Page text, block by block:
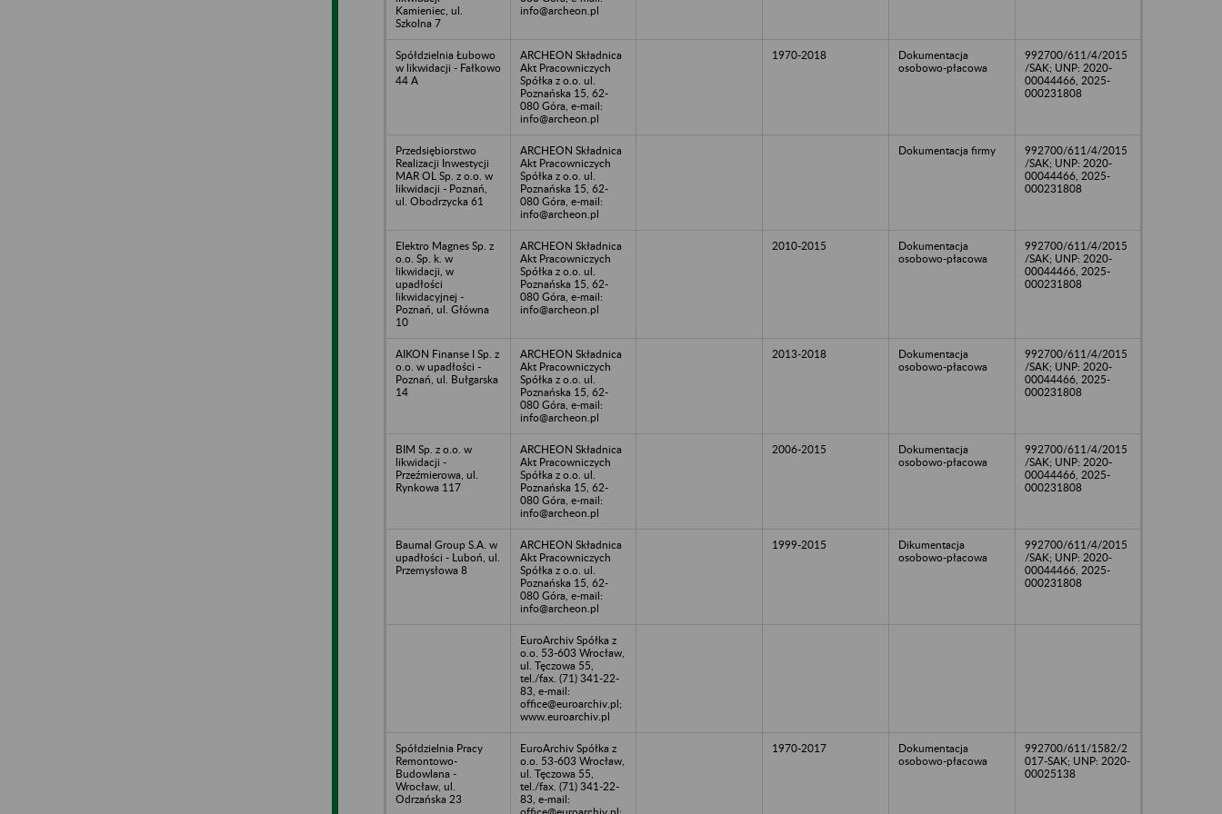
Kamieniec, ul.
Szkolna 7
info@archeon.pl
Spółdzielnia Łubowo
w likwidacji - Fałkowo
44 A
ARCHEON Składnica
Akt Pracowniczych
Spółka z o.o. ul.
Poznańska 15, 62-
080 Góra, e-mail:
info@archeon.pl
1970-2018
Dokumentacja
osobowo-płacowa
992700/611/4/2015
/SAK; UNP: 2020-
00044466, 2025-
000231808
Przedsiębiorstwo
Realizacji Inwestycji
MAR OL Sp. z o.o. w
likwidacji - Poznań,
ul. Obodrzycka 61
ARCHEON Składnica
Akt Pracowniczych
Spółka z o.o. ul.
Poznańska 15, 62-
080 Góra, e-mail:
info@archeon.pl
Dokumentacja firmy
992700/611/4/2015
/SAK; UNP: 2020-
00044466, 2025-
000231808
Elektro Magnes Sp. z
o.o. Sp. k. w
likwidacji, w
upadłości
likwidacyjnej -
Poznań, ul. Główna
10
ARCHEON Składnica
Akt Pracowniczych
Spółka z o.o. ul.
Poznańska 15, 62-
080 Góra, e-mail:
info@archeon.pl
2010-2015
Dokumentacja
osobowo-płacowa
992700/611/4/2015
/SAK; UNP: 2020-
00044466, 2025-
000231808
AIKON Finanse I Sp. z
o.o. w upadłości -
Poznań, ul. Bułgarska
14
ARCHEON Składnica
Akt Pracowniczych
Spółka z o.o. ul.
Poznańska 15, 62-
080 Góra, e-mail:
info@archeon.pl
2013-2018
Dokumentacja
osobowo-płacowa
992700/611/4/2015
/SAK; UNP: 2020-
00044466, 2025-
000231808
BIM Sp. z o.o. w
likwidacji -
Przeźmierowa, ul.
Rynkowa 117
ARCHEON Składnica
Akt Pracowniczych
Spółka z o.o. ul.
Poznańska 15, 62-
080 Góra, e-mail:
info@archeon.pl
2006-2015
Dokumentacja
osobowo-płacowa
992700/611/4/2015
/SAK; UNP: 2020-
00044466, 2025-
000231808
Baumal Group S.A. w
upadłości - Luboń, ul.
Przemysłowa 8
ARCHEON Składnica
Akt Pracowniczych
Spółka z o.o. ul.
Poznańska 15, 62-
080 Góra, e-mail:
info@archeon.pl
1999-2015
Dikumentacja
osobowo-płacowa
992700/611/4/2015
/SAK; UNP: 2020-
00044466, 2025-
000231808
EuroArchiv Spółka z
o.o. 53-603 Wrocław,
ul. Tęczowa 55,
tel./fax. (71) 341-22-
83, e-mail:
office@euroarchiv.pl;
www.euroarchiv.pl
Spółdzielnia Pracy
Remontowo-
Budowlana -
Wrocław, ul.
Odrzańska 23
EuroArchiv Spółka z
o.o. 53-603 Wrocław,
ul. Tęczowa 55,
tel./fax. (71) 341-22-
83, e-mail:
1970-2017
Dokumentacja
osobowo-płacowa
992700/611/1582/2
017-SAK; UNP: 2020-
00025138